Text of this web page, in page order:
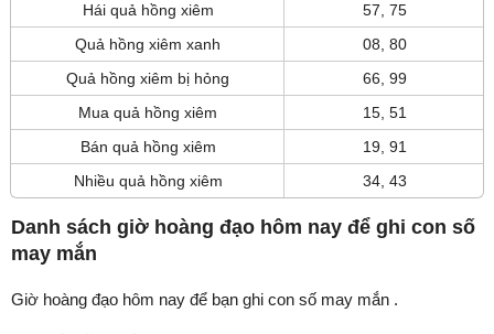
Hái quả hồng xiêm
57, 75
Quả hồng xiêm xanh
08, 80
Quả hồng xiêm bị hỏng
66, 99
Mua quả hồng xiêm
15, 51
Bán quả hồng xiêm
19, 91
Nhiều quả hồng xiêm
34, 43
Danh sách giờ hoàng đạo hôm nay để ghi con số
may mắn
Giờ hoàng đạo hôm nay để bạn ghi con số may mắn .